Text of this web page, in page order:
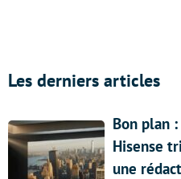
Les derniers articles
Bon plan
Hisense
une